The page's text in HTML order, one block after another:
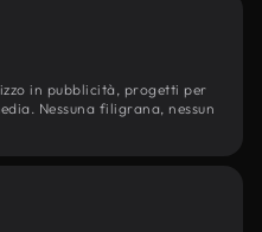
in pubblicità, progetti per
Nessuna filigrana, nessun